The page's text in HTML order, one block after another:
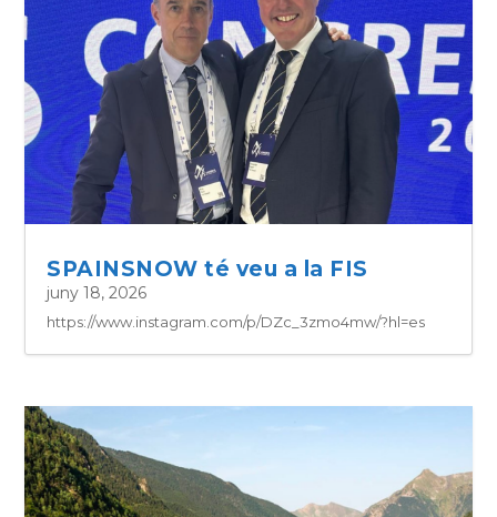
SPAINSNOW té veu a la FIS
juny 18, 2026
https://www.instagram.com/p/DZc_3zmo4mw/?hl=es